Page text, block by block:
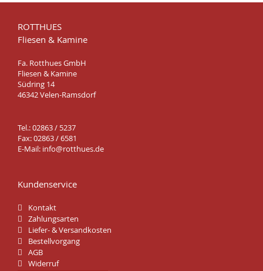
ROTTHUES
Fliesen & Kamine
Fa. Rotthues GmbH
Fliesen & Kamine
Südring 14
46342 Velen-Ramsdorf
Tel.: 02863 / 5237
Fax: 02863 / 6581
E-Mail: info@rotthues.de
Kundenservice
Kontakt
Zahlungsarten
Liefer- & Versandkosten
Bestellvorgang
AGB
Widerruf